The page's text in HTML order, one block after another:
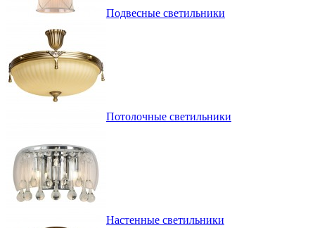
Подвесные светильники
Потолочные светильники
Настенные светильники